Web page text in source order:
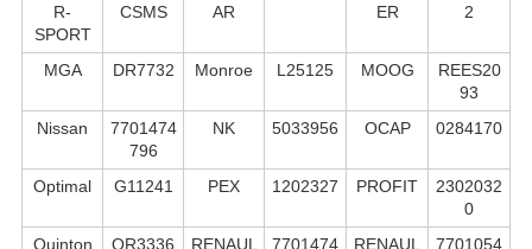
R-
SPORT
CSMS
AR
ER
2
MGA DR7732 Monroe L25125 MOOG
REES20
93
Nissan
7701474
796
NK 5033956 OCAP 0284170
Optimal G11241 PEX 1202327 PROFIT
2302032
0
Quinton
QR3336
RENAUL
7701474
RENAUL
7701054